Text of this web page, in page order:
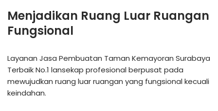
Menjadikan Ruang Luar Ruangan
Fungsional
Layanan Jasa Pembuatan Taman Kemayoran Surabaya
Terbaik No.1 lansekap profesional berpusat pada
mewujudkan ruang luar ruangan yang fungsional kecuali
keindahan.